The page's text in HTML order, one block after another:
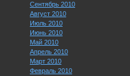
Сентябрь 2010
Август 2010
Июль 2010
Июнь 2010
Май 2010
Апрель 2010
Март 2010
Февраль 2010